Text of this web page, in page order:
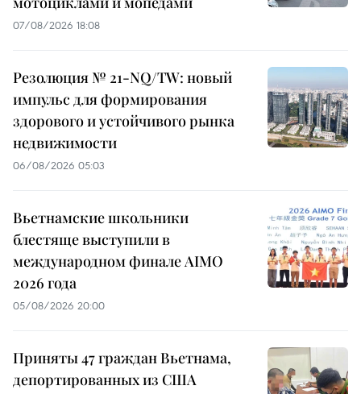
07/08/2026 18:08
Резолюция № 21-NQ/TW: новый
импульс для формирования
здорового и устойчивого рынка
недвижимости
06/08/2026 05:03
Вьетнамские школьники
блестяще выступили в
международном финале AIMO
2026 года
05/08/2026 20:00
Приняты 47 граждан Вьетнама,
депортированных из США